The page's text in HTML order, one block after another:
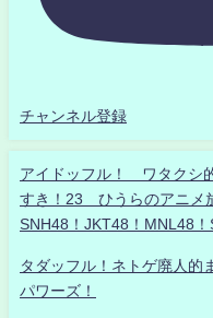
チャンネル登録
アイドッフル！ ワタクシ
すき！23 ひうらのアニメ
SNH48！JKT48！MNL48
タダッフル！ネトゲ廃人的
パワーズ！